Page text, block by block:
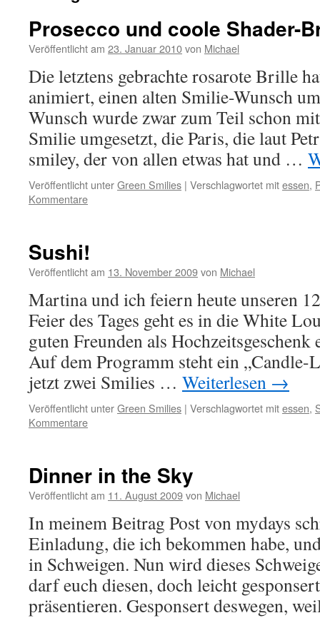
Prosecco und coole Shader-
Veröffentlicht am 23. Januar 2010von Michael
Die letztens gebrachte rosarote Brille
animiert, einen alten Smilie-Wunsch
Wunsch wurde zwar zum Teil schon
Smilie umgesetzt, die Paris, die laut
smiley, der von allen etwas hat und …
Veröffentlicht unterGreen Smilies | Verschlagwortet mitessen,
Kommentare
Sushi!
Veröffentlicht am 13. November 2009von Michael
Martina und ich feiern heute unseren
Feier des Tages geht es in die White
guten Freunden als Hochzeitsgeschenk
Auf dem Programm steht ein
jetzt zwei Smilies … Weiterlesen →
Veröffentlicht unterGreen Smilies | Verschlagwortet mitessen,
Kommentare
Dinner in the Sky
Veröffentlicht am 11. August 2009von Michael
In meinem Beitrag Post von mydays
Einladung, die ich bekommen habe,
in Schweigen. Nun wird dieses
darf euch diesen, doch leicht
präsentieren. Gesponsert deswegen,